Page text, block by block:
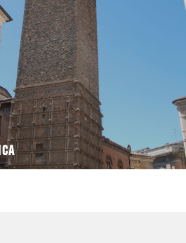
eretta nel XII secolo, era stata